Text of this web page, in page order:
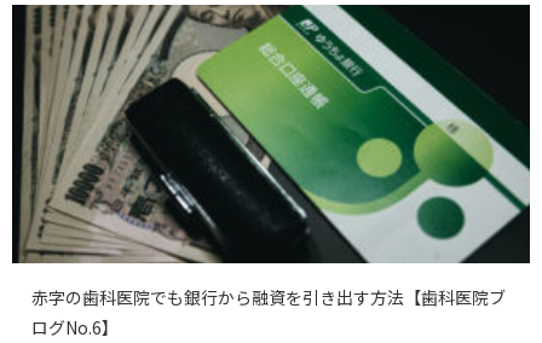
赤字の歯科医院でも銀行から融資を引き出す方法【歯科医院ブ
ログNo.6】